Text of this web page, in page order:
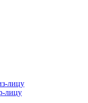
лицу
лицу